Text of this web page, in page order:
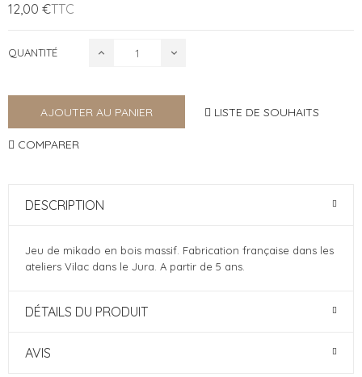
12,00 €TTC
QUANTITÉ
AJOUTER AU PANIER LISTE DE SOUHAITS
COMPARER
DESCRIPTION
Jeu de mikado en bois massif. Fabrication française dans les
ateliers Vilac dans le Jura. A partir de 5 ans.
DÉTAILS DU PRODUIT
AVIS